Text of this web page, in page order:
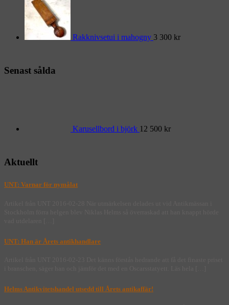
Rakknivsetui i mahogny 3 300 kr
Senast sålda
Karusellbord i björk 12 500 kr
Aktuellt
UNT: Varnar för nymålat
UNT: Han är Årets antikhandlare
Helms Antikvitetshandel utsedd till Årets antikaffär!